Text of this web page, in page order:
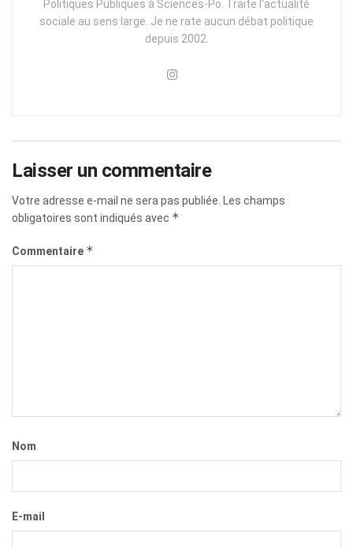
Politiques Publiques à Sciences-Po. Traite l'actualité
sociale au sens large. Je ne rate aucun débat politique
depuis 2002.
Laisser un commentaire
Votre adresse e-mail ne sera pas publiée.
Les champs
obligatoires sont indiqués avec *
Commentaire *
Nom
E-mail